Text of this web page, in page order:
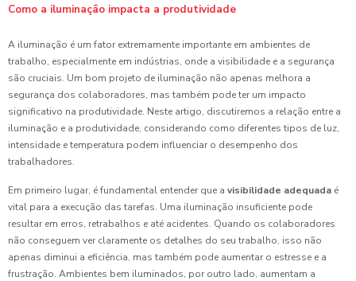
Como a iluminação impacta a produtividade
A iluminação é um fator extremamente importante em ambientes de
trabalho, especialmente em indústrias, onde a visibilidade e a segurança
são cruciais. Um bom projeto de iluminação não apenas melhora a
segurança dos colaboradores, mas também pode ter um impacto
significativo na produtividade. Neste artigo, discutiremos a relação entre a
iluminação e a produtividade, considerando como diferentes tipos de luz,
intensidade e temperatura podem influenciar o desempenho dos
trabalhadores.
Em primeiro lugar, é fundamental entender que a visibilidade adequada é
vital para a execução das tarefas. Uma iluminação insuficiente pode
resultar em erros, retrabalhos e até acidentes. Quando os colaboradores
não conseguem ver claramente os detalhes do seu trabalho, isso não
apenas diminui a eficiência, mas também pode aumentar o estresse e a
frustração. Ambientes bem iluminados, por outro lado, aumentam a